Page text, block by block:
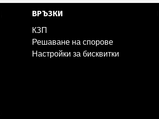
ВРЪЗКИ
КЗП
Решаване на спорове
Настройки за бисквитки